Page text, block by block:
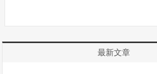
最新文章